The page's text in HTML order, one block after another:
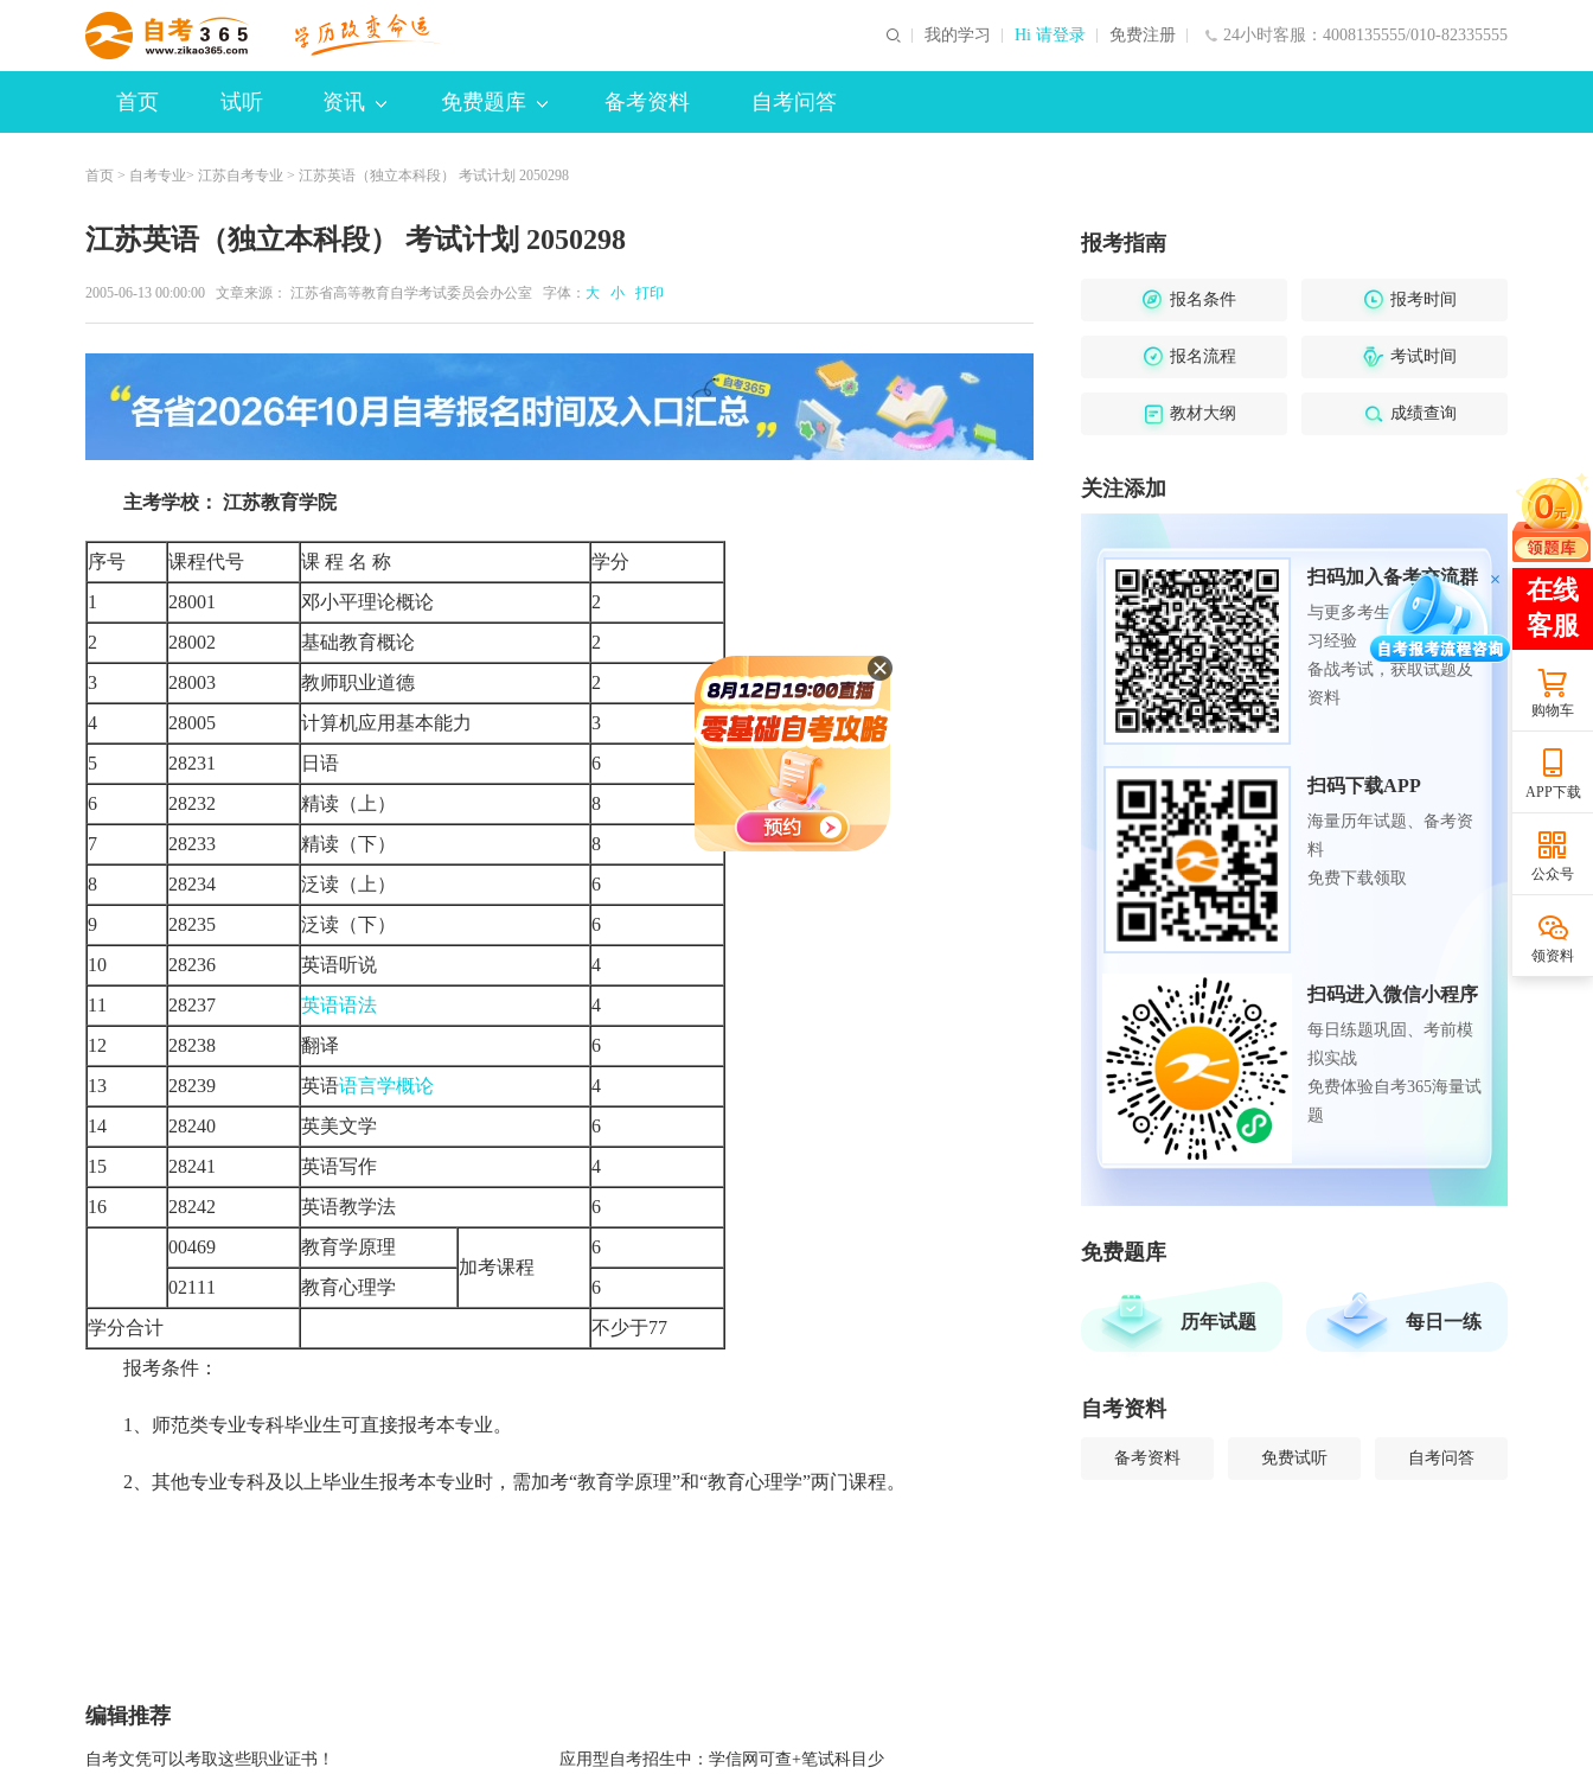
24小时客服：4008135555/010-82335555
我的学习 Hi 请登录 免费注册
首页 试听 资讯 免费题库 备考资料 自考问答
首页 > 自考专业> 江苏自考专业 > 江苏英语（独立本科段） 考试计划 2050298
江苏英语（独立本科段） 考试计划 2050298
2005-06-13 00:00:00 文章来源： 江苏省高等教育自学考试委员会办公室 字体： 大 小 打印
主考学校： 江苏教育学院
序号 课程代号 课 程 名 称
学分
1
28001 邓小平理论概论
2
2
28002 基础教育概论
2
3
28003 教师职业道德
2
4
28005 计算机应用基本能力
3
5
28231 日语
6
6
28232 精读（上）
8
7
28233 精读（下）
8
8
28234 泛读（上）
6
9
28235 泛读（下）
6
10
28236 英语听说
4
11
28237 英语语法
4
12
28238 翻译
6
13
28239 英语语言学概论
4
14
28240 英美文学
6
15
28241 英语写作
4
16
28242 英语教学法
6
00469
教育学原理
加考课程
6
02111
教育心理学
6
学分合计
不少于77
报考条件：
1、师范类专业专科毕业生可直接报考本专业。
2、其他专业专科及以上毕业生报考本专业时，需加考“教育学原理”和“教育心理学”两门课程。
编辑推荐
自考文凭可以考取这些职业证书！ 应用型自考招生中：学信网可查+笔试科目少
报考指南
报名条件 报考时间
报名流程 考试时间
教材大纲 成绩查询
关注添加
扫码加入备考交流群
与更多考生一起交流学
习经验
备战考试，获取试题及
资料
扫码下载APP
海量历年试题、备考资
料
免费下载领取
扫码进入微信小程序
每日练题巩固、考前模
拟实战
免费体验自考365海量试
题
免费题库
历年试题 每日一练
自考资料
备考资料 免费试听 自考问答
购物车
APP下载
公众号
领资料